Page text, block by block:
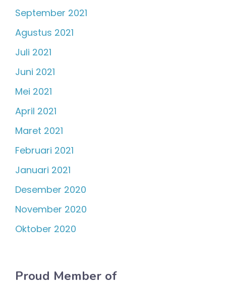
September 2021
Agustus 2021
Juli 2021
Juni 2021
Mei 2021
April 2021
Maret 2021
Februari 2021
Januari 2021
Desember 2020
November 2020
Oktober 2020
Proud Member of